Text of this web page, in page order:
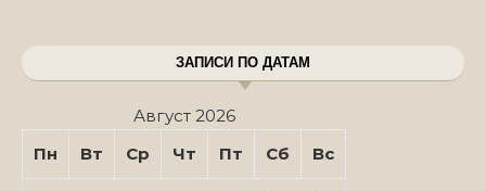
ЗАПИСИ ПО ДАТАМ
Август 2026
Пн
Вт Ср Чт Пт Сб Вс